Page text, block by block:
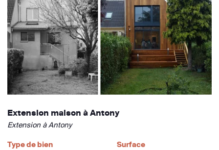
Extension maison à Antony
Extension à Antony
Type de bien
Surface